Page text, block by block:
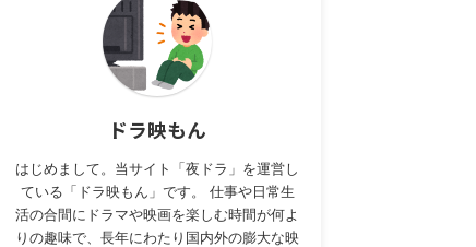
ドラ映もん
はじめまして。当サイト「夜ドラ」を運営し
ている「ドラ映もん」です。 仕事や日常生
活の合間にドラマや映画を楽しむ時間が何よ
りの趣味で、長年にわたり国内外の膨大な映